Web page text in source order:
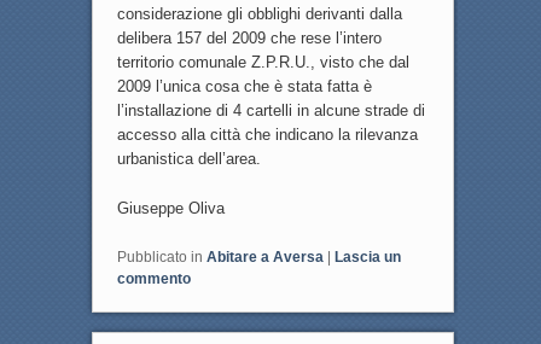
considerazione gli obblighi derivanti dalla
delibera 157 del 2009 che rese l’intero
territorio comunale Z.P.R.U., visto che dal
2009 l’unica cosa che è stata fatta è
l’installazione di 4 cartelli in alcune strade di
accesso alla città che indicano la rilevanza
urbanistica dell’area.
Giuseppe Oliva
Pubblicato in Abitare a Aversa | Lascia un
commento